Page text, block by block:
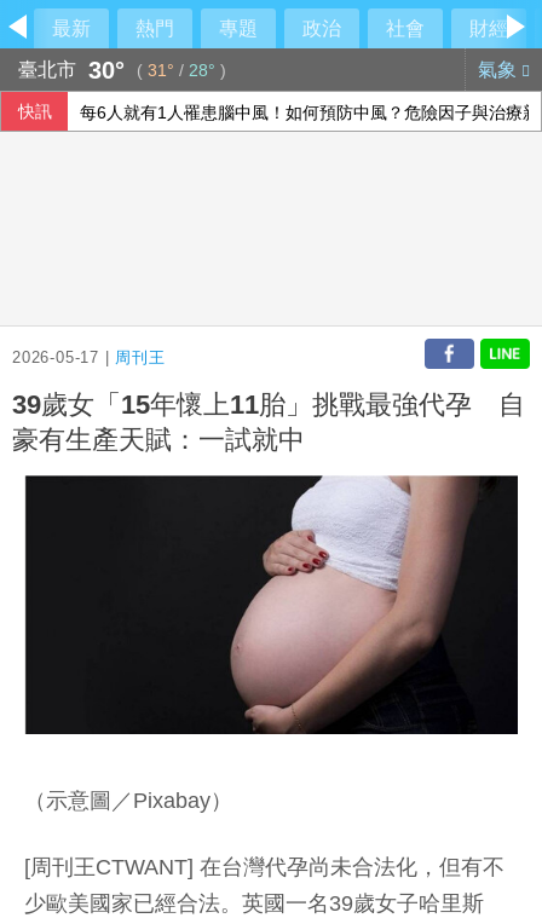
最新 熱門 專題 政治 社會
財經
臺北市 30° ( 31° / 28° ) 氣象
快訊 每6人就有1人罹患腦中風！如何預防中風？危險因子與治療
2026-05-17 | 周刊王
39歲女「15年懷上11胎」挑戰最強代孕 自
豪有生產天賦：一試就中
（示意圖／Pixabay）
[周刊王CTWANT] 在台灣代孕尚未合法化，但有不
少歐美國家已經合法。英國一名39歲女子哈里斯